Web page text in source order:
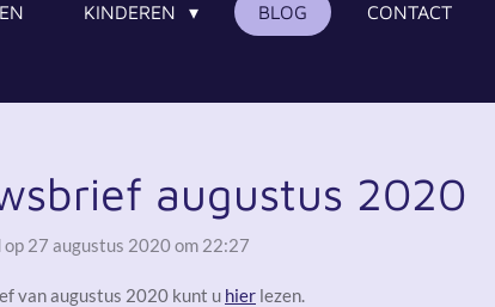
KINDEREN BLOG CONTACT
augustus 2020
27 augustus 2020 om 22:27
van augustus 2020 kunt u hier lezen.